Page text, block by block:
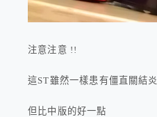
注意注意 !!
這ST雖然一樣患有僵直關結炎
但比中版的好一點